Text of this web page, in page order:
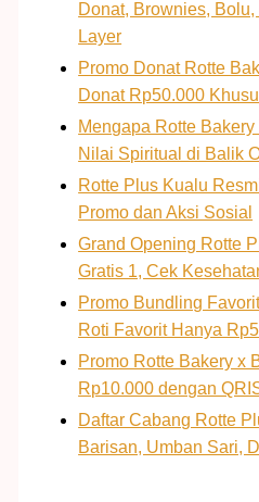
Donat, Brownies,
Layer
Promo Donat Rotte
Donat Rp50.000
Mengapa Rotte
Nilai Spiritual di Balik
Rotte Plus Kualu
Promo dan Aksi Sosial
Grand Opening Rotte
Gratis 1, Cek
Promo Bundling
Roti Favorit Hanya
Promo Rotte Bakery x
Rp10.000 dengan
Daftar Cabang Rotte
Barisan, Umban Sari,